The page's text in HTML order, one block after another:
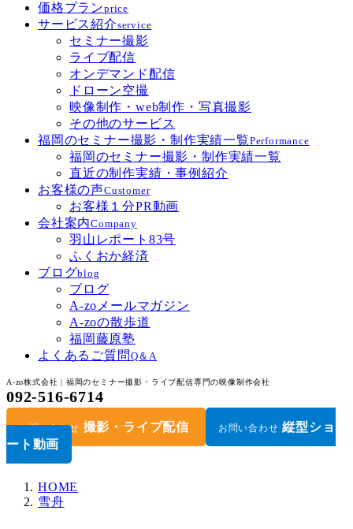
価格プランprice
サービス紹介service
セミナー撮影
ライブ配信
オンデマンド配信
ドローン空撮
映像制作・web制作・写真撮影
その他のサービス
福岡のセミナー撮影・制作実績一覧Performance
福岡のセミナー撮影・制作実績一覧
直近の制作実績・事例紹介
お客様の声Customer
お客様１分PR動画
会社案内Company
羽山レポート83号
ふくおか経済
ブログblog
ブログ
A-zoメールマガジン
A-zoの散歩道
福岡藤原塾
よくあるご質問 Q＆A
A-zo株式会社 | 福岡のセミナー撮影・ライブ配信専門の映像制作会社
092-516-6714
お問い合わせ 撮影・ライブ配信 お問い合わせ 縦型ショ
ート動画
HOME
雪舟